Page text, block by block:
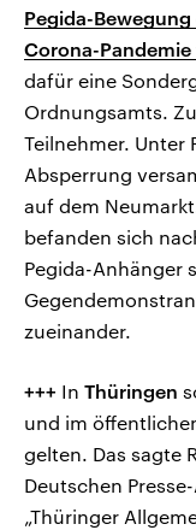
Pegida-
Corona-
dafür eine
Ordnungsamts.
Teilnehmer. Unter
Absperrung
auf dem
befanden sich
Pegida-Anhänger
zueinander.
+++ In Thüringen
und im
gelten. Das sagte
Deutschen
„Thüringer